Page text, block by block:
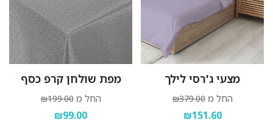
מצעי ג'רסי לילך
החל מ ₪379.00
₪151.60
מפת שולחן קרפ כסף
החל מ ₪199.00
₪99.00